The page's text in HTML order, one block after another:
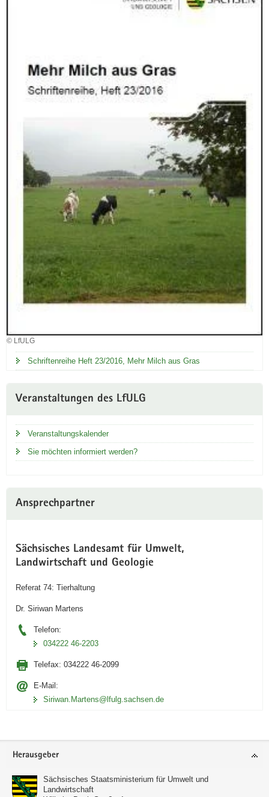
© LfULG
Schriftenreihe Heft 23/2016, Mehr Milch aus Gras
Veranstaltungen des LfULG
Veranstaltungskalender
Sie möchten informiert werden?
Ansprechpartner
Sächsisches Landesamt für Umwelt,
Landwirtschaft und Geologie
Referat 74: Tierhaltung
Dr. Siriwan Martens
Telefon:
034222 46-2203
Telefax: 034222 46-2099
E-Mail:
Siriwan.Martens@lfulg.sachsen.de
Footer-
Herausgeber
Sächsisches Staatsministerium für Umwelt und
Landwirtschaft